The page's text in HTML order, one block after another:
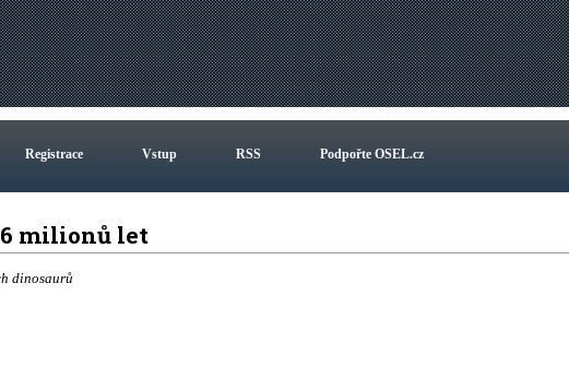
Registrace Vstup RSS Podpořte OSEL.cz
milionů let
dinosaurů